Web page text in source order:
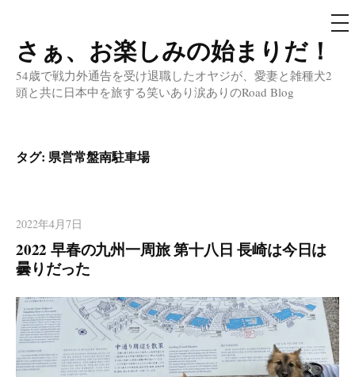
コ
ン
テ
へ
ッ
さぁ、お楽しみの始まりだ！
54歳で戦力外通告を受け退職したオヤジが、愛妻と雑種犬2
頭と共に日本中を旅する笑いあり涙ありのRoad Blog
メ
ニ
タグ: 県営常盤南駐車場
2022年4月7日
2022 早春の九州一周旅 第十八日 長崎は今日は
曇りだった